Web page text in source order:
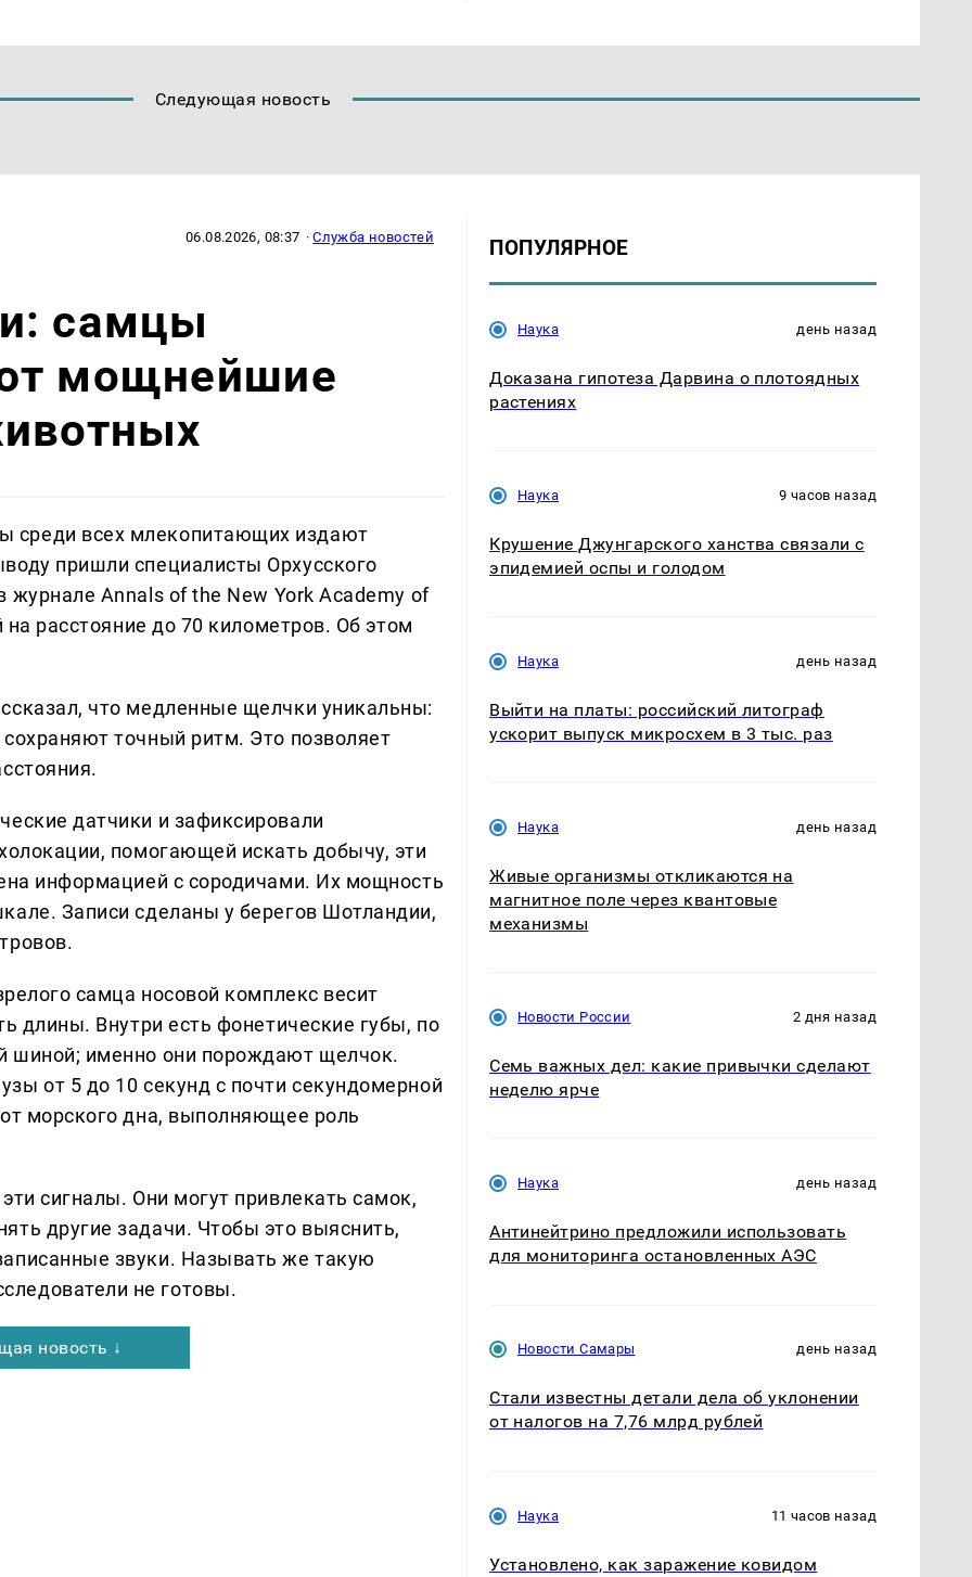
Следующая новость
06.08.2026, 08:37 ·Служба новостей
самцы
мощнейшие
среди всех млекопитающих издают
пришли специалисты Орхусского
журнале Annals of the New York Academy of
расстояние до 70 километров. Об этом
что медленные щелчки уникальны:
точный ритм. Это позволяет
датчики и зафиксировали
помогающей искать добычу, эти
информацией с сородичами. Их мощность
Записи сделаны у берегов Шотландии,
самца носовой комплекс весит
длины. Внутри есть фонетические губы, по
шиной; именно они порождают щелчок.
от 5 до 10 секунд с почти секундомерной
морского дна, выполняющее роль
сигналы. Они могут привлекать самок,
другие задачи. Чтобы это выяснить,
звуки. Называть же такую
не готовы.
новость ↓
ПОПУЛЯРНОЕ
Наука день назад
Доказана гипотеза Дарвина о плотоядных
растениях
Наука 9 часов назад
Крушение Джунгарского ханства связали с
эпидемией оспы и голодом
Наука день назад
Выйти на платы: российский литограф
ускорит выпуск микросхем в 3 тыс. раз
Наука день назад
Живые организмы откликаются на
магнитное поле через квантовые
механизмы
Новости России 2 дня назад
Семь важных дел: какие привычки сделают
неделю ярче
Наука день назад
Антинейтрино предложили использовать
для мониторинга остановленных АЭС
Новости Самары день назад
Стали известны детали дела об уклонении
от налогов на 7,76 млрд рублей
Наука 11 часов назад
Установлено, как заражение ковидом